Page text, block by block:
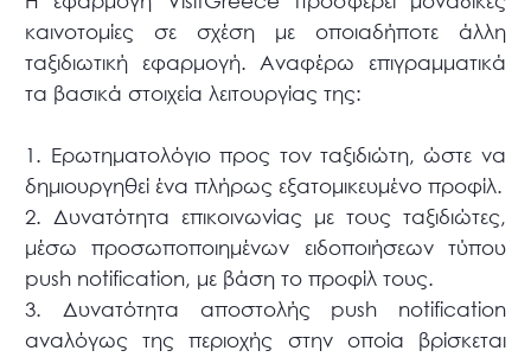
καινοτομίες σε σχέση με οποιαδήποτε άλλη
ταξιδιωτική εφαρμογή. Αναφέρω επιγραμματικά
τα βασικά στοιχεία λειτουργίας της:
1. Ερωτηματολόγιο προς τον ταξιδιώτη, ώστε να
δημιουργηθεί ένα πλήρως εξατομικευμένο προφίλ.
2. Δυνατότητα επικοινωνίας με τους ταξιδιώτες,
μέσω προσωποποιημένων ειδοποιήσεων τύπου
push notification, με βάση το προφίλ τους.
3. Δυνατότητα αποστολής push notification
αναλόγως της περιοχής στην οποία βρίσκεται